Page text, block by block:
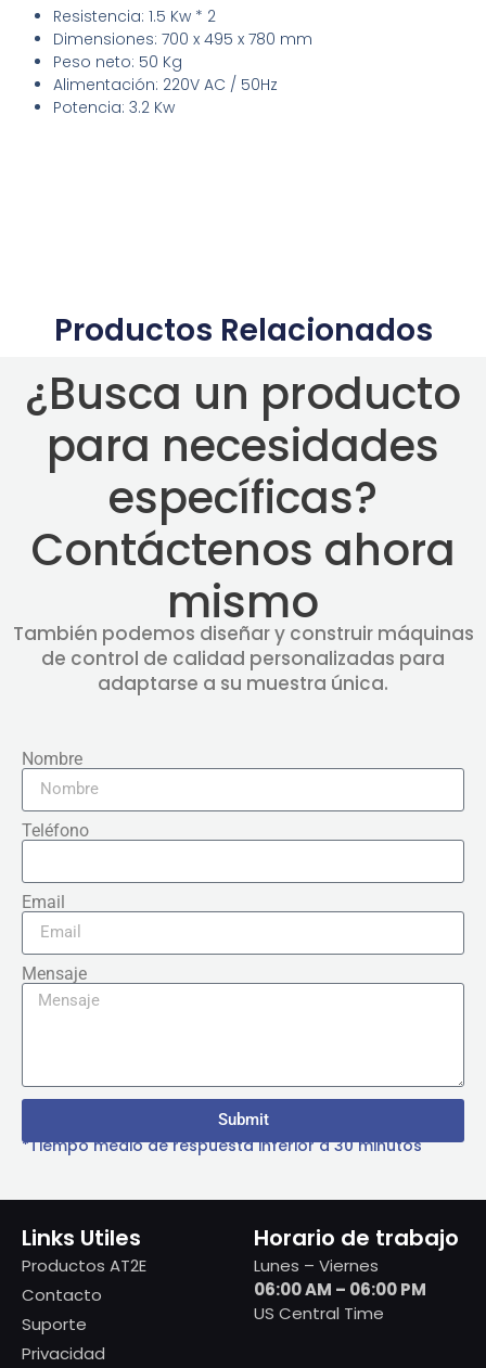
Resistencia: 1.5 Kw * 2
Dimensiones: 700 x 495 x 780 mm
Peso neto: 50 Kg
Alimentación: 220V AC / 50Hz
Potencia: 3.2 Kw
Productos Relacionados
¿Busca un producto
para necesidades
específicas?
Contáctenos ahora
mismo
También podemos diseñar y construir máquinas
de control de calidad personalizadas para
adaptarse a su muestra única.
Nombre
Teléfono
Email
Mensaje
Submit
*Tiempo medio de respuesta inferior a 30 minutos
Links Utiles
Productos AT2E
Contacto
Suporte
Privacidad
Horario de trabajo
Lunes – Viernes
06:00 AM – 06:00 PM
US Central Time